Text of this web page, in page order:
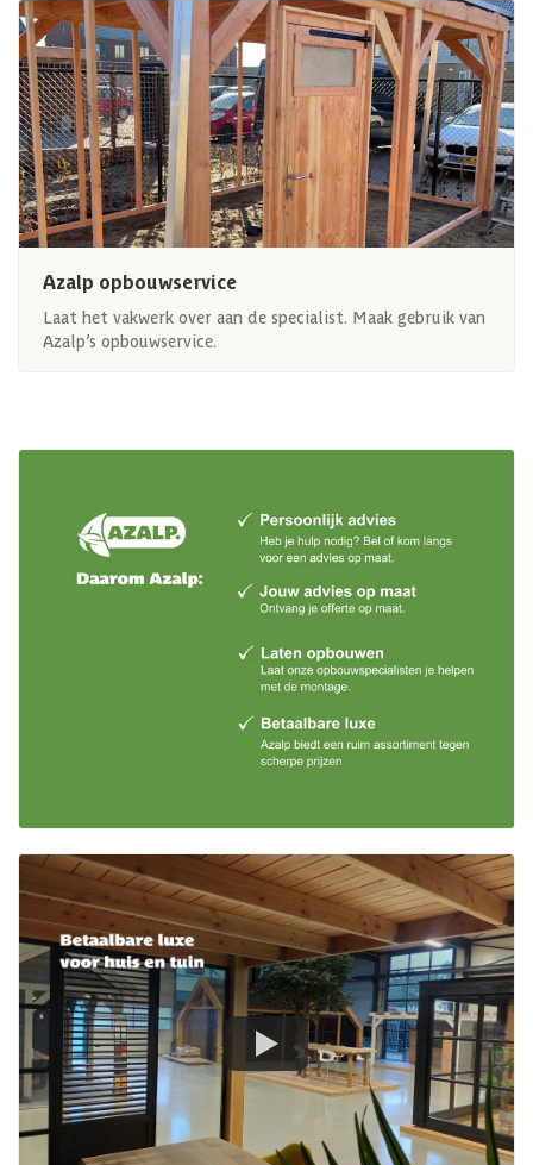
Azalp opbouwservice
Laat het vakwerk over aan de specialist. Maak gebruik van
Azalp’s opbouwservice.